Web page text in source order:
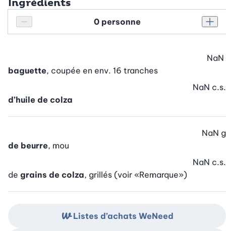
Ingrédients
Réduire le nombre de personnes
Personnes
baguette, coupée en env. 16 tranches
NaN
d’huile de colza
NaN c.s.
de beurre, mou
NaN g
de grains de colza, grillés (voir «Remarque»)
NaN c.s.
Listes d’achats WeNeed